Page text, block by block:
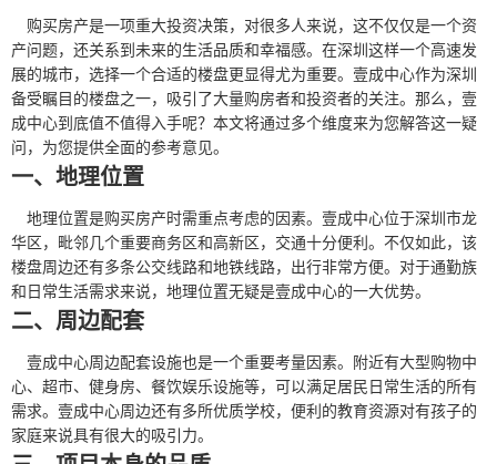
购买房产是一项重大投资决策，对很多人来说，这不仅仅是一个资
产问题，还关系到未来的生活品质和幸福感。在深圳这样一个高速发
展的城市，选择一个合适的楼盘更显得尤为重要。壹成中心作为深圳
备受瞩目的楼盘之一，吸引了大量购房者和投资者的关注。那么，壹
成中心到底值不值得入手呢？本文将通过多个维度来为您解答这一疑
问，为您提供全面的参考意见。
一、地理位置
地理位置是购买房产时需重点考虑的因素。壹成中心位于深圳市龙
华区，毗邻几个重要商务区和高新区，交通十分便利。不仅如此，该
楼盘周边还有多条公交线路和地铁线路，出行非常方便。对于通勤族
和日常生活需求来说，地理位置无疑是壹成中心的一大优势。
二、周边配套
壹成中心周边配套设施也是一个重要考量因素。附近有大型购物中
心、超市、健身房、餐饮娱乐设施等，可以满足居民日常生活的所有
需求。壹成中心周边还有多所优质学校，便利的教育资源对有孩子的
家庭来说具有很大的吸引力。